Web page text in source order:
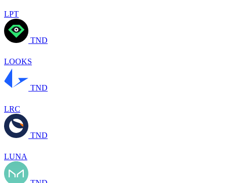
LPT
TND
LOOKS
TND
LRC
TND
LUNA